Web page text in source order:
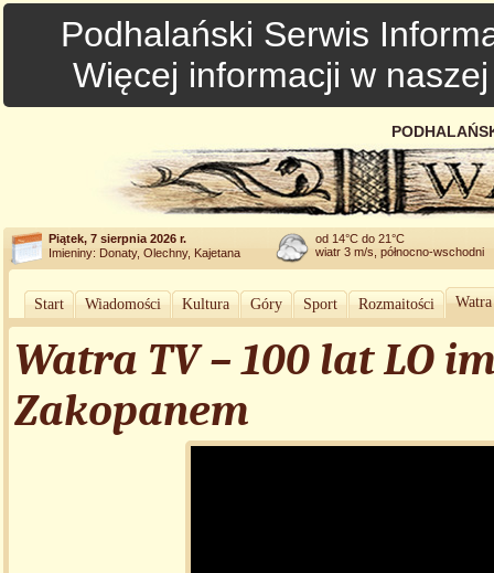
Podhalański Serwis
Więcej informacji w
Piątek, 7 sierpnia 2026 r.
Imieniny: Donaty, Olechny, Kajetana
od 14°C do 21°C
wiatr 3 m/s, północno-wschodni
Start Wiadomości Kultura Góry Sport Rozmaitości
Watra TV – 100 lat LO
Zakopanem